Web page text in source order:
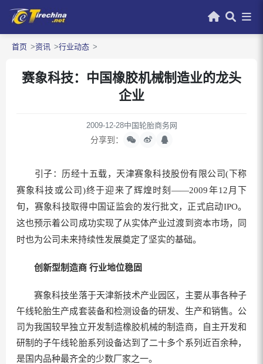
首页 资讯 行业动态
赛象科技：中国橡胶机械制造业的龙头
企业
2009-12-28中国轮胎商务网
分享到：
引子：历经十五载，天津赛象科技股份有限公司(下称
赛象科技或公司)终于迎来了辉煌时刻——2009年12月下
旬，赛象科技取得中国证监会的发行批文，正式启动IPO。
这也预示着公司成功实现了从实体产业过渡到资本市场，同
时也为公司未来持续性发展奠定了坚实的基础。
创新型制造商 行业地位稳固
赛象科技坐落于天津新技术产业园区，主要从事各种子
午线轮胎生产成套装备和检测设备的研发、生产和销售。公
司为我国较早独立开发制造橡胶机械的制造商，自主开发和
研制的子午线轮胎系列设备达到了二十多个系列近百余种，
是国内品种最齐全的少数厂家之一。